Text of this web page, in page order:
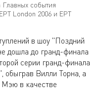
события
London 2006 и EPT
в шоу "Поздний
дошла до гранд-финала
серии гранд-финала
Вилли Торна, а
Мэю в качестве